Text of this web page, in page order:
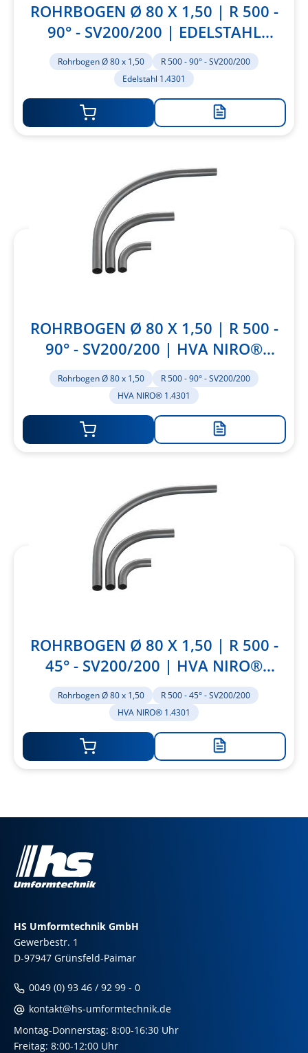
ROHRBOGEN Ø 80 X 1,50 | R 500 -
90° - SV200/200 | EDELSTAHL
1.4301
Rohrbogen Ø 80 x 1,50
R 500 - 90° - SV200/200
Edelstahl 1.4301
Zur
ROHRBOGEN Ø 80 X 1,50 | R 500 -
90° - SV200/200 | HVA NIRO®
1.4301
Rohrbogen Ø 80 x 1,50
R 500 - 90° - SV200/200
HVA NIRO® 1.4301
Zur
ROHRBOGEN Ø 80 X 1,50 | R 500 -
45° - SV200/200 | HVA NIRO®
1.4301
Rohrbogen Ø 80 x 1,50
R 500 - 45° - SV200/200
HVA NIRO® 1.4301
Zur
hinzufügen
HS Umformtechnik GmbH
Gewerbestr. 1
D-97947 Grünsfeld-Paimar
0049 (0) 93 46 / 92 99 - 0
kontakt@hs-umformtechnik.de
Montag-Donnerstag: 8:00-16:30 Uhr
Freitag: 8:00-12:00 Uhr